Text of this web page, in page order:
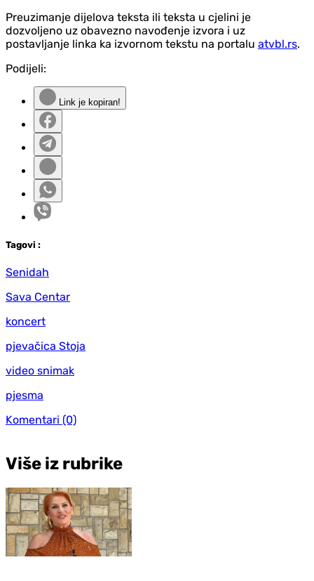
Preuzimanje dijelova teksta ili teksta u cjelini je
dozvoljeno uz obavezno navođenje izvora i uz
postavljanje linka ka izvornom tekstu na portalu atvbl.rs.
Podijeli:
Link je kopiran!
Tagovi :
Senidah
Sava Centar
koncert
pjevačica Stoja
video snimak
pjesma
Komentari (0)
Više iz rubrike